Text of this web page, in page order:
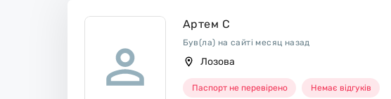
Артем С
Був(ла) на сайті месяц назад
Лозова
Паспорт не перевірено Немає відгуків